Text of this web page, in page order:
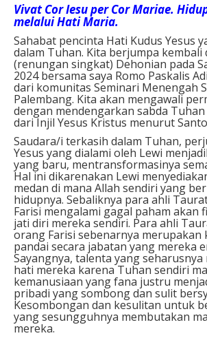
Vivat Cor Iesu per Cor Mariae.
melalui Hati Maria.
Sahabat pencinta Hati Kudus Yesus
dalam Tuhan. Kita berjumpa kembali
(renungan singkat) Dehonian pada
2024 bersama saya Romo Paskalis
dari komunitas Seminari Menengah
Palembang. Kita akan mengawali
dengan mendengarkan sabda
dari Injil Yesus Kristus menurut
Saudara/i terkasih dalam Tuhan,
Yesus yang dialami oleh Lewi
yang baru, mentransformasinya
Hal ini dikarenakan Lewi
medan di mana Allah sendiri yang
hidupnya. Sebaliknya para ahli
Farisi mengalami gagal paham akan
jati diri mereka sendiri. Para ahli
orang Farisi sebenarnya merupakan
pandai secara jabatan yang mereka
Sayangnya, talenta yang
hati mereka karena Tuhan sendiri
kemanusiaan yang fana justru
pribadi yang sombong dan sulit
Kesombongan dan kesulitan untuk
yang sesungguhnya membutakan
mereka.